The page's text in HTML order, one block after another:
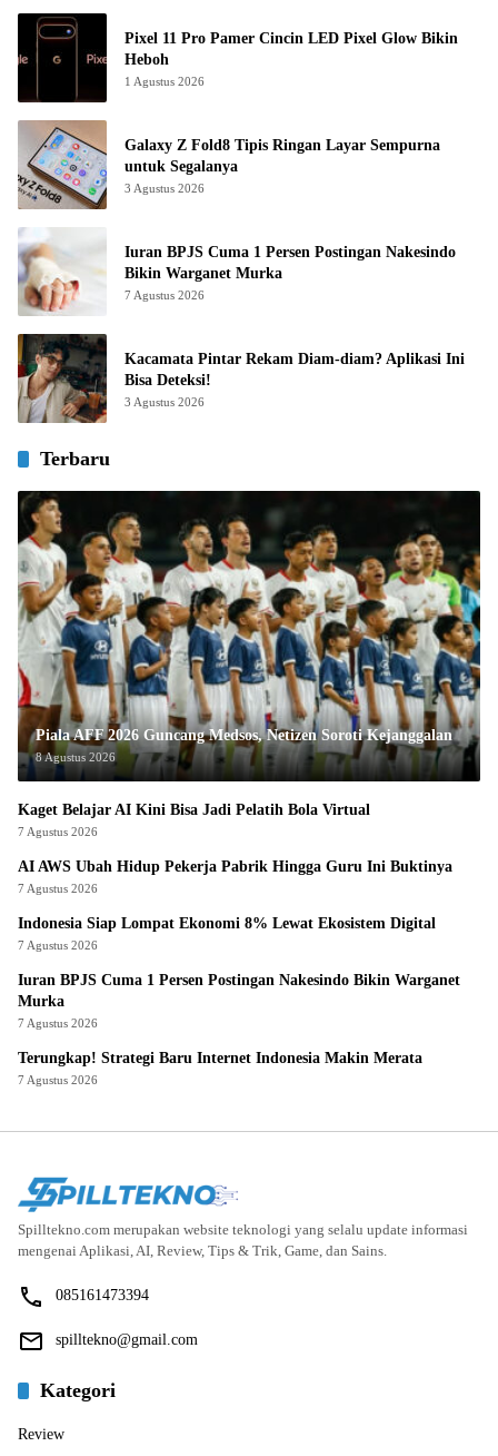
Pixel 11 Pro Pamer Cincin LED Pixel Glow Bikin
Heboh
1 Agustus 2026
Galaxy Z Fold8 Tipis Ringan Layar Sempurna
untuk Segalanya
3 Agustus 2026
Iuran BPJS Cuma 1 Persen Postingan Nakesindo
Bikin Warganet Murka
7 Agustus 2026
Kacamata Pintar Rekam Diam-diam? Aplikasi Ini
Bisa Deteksi!
3 Agustus 2026
Terbaru
Piala AFF 2026 Guncang Medsos, Netizen Soroti Kejanggalan
8 Agustus 2026
Kaget Belajar AI Kini Bisa Jadi Pelatih Bola Virtual
7 Agustus 2026
AI AWS Ubah Hidup Pekerja Pabrik Hingga Guru Ini Buktinya
7 Agustus 2026
Indonesia Siap Lompat Ekonomi 8% Lewat Ekosistem Digital
7 Agustus 2026
Iuran BPJS Cuma 1 Persen Postingan Nakesindo Bikin Warganet
Murka
7 Agustus 2026
Terungkap! Strategi Baru Internet Indonesia Makin Merata
7 Agustus 2026
Spilltekno.com merupakan website teknologi yang selalu update informasi
mengenai Aplikasi, AI, Review, Tips & Trik, Game, dan Sains.
085161473394
spilltekno@gmail.com
Kategori
Review